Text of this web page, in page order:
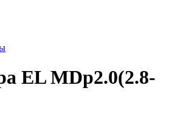
EL MDp2.0(2.8-